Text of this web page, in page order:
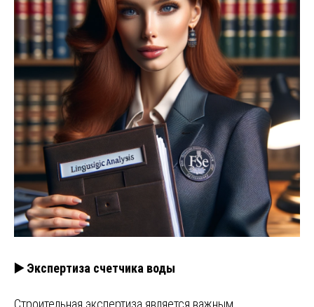
▶️ Экспертиза счетчика воды
Строительная экспертиза является важным